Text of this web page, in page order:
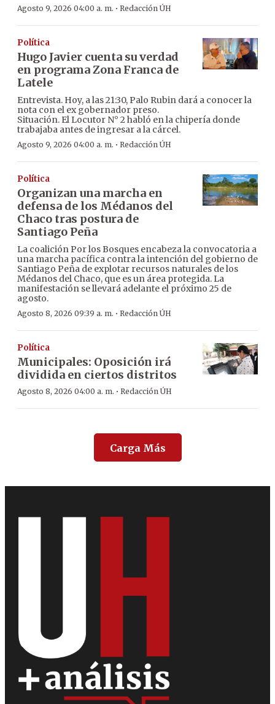
Agosto 9, 2026 04:00 a. m. · Redacción ÚH
Política
Hugo Javier cuenta su verdad
en programa Zona Franca de
Latele
Entrevista. Hoy, a las 21:30, Palo Rubin dará a conocer la
nota con el ex gobernador preso.
Situación. El Locutor N° 2 habló en la chipería donde
trabajaba antes de ingresar a la cárcel.
Agosto 9, 2026 04:00 a. m. · Redacción ÚH
Política
Organizan una marcha en
defensa de los Médanos del
Chaco tras postura de
Santiago Peña
La coalición Por los Bosques encabeza la convocatoria a
una marcha pacífica contra la intención del gobierno de
Santiago Peña de explotar recursos naturales de los
Médanos del Chaco, que es un área protegida. La
manifestación se llevará adelante el próximo 25 de
agosto.
Agosto 8, 2026 09:39 a. m. · Redacción ÚH
Política
Municipales: Oposición irá
dividida en ciertos distritos
Agosto 8, 2026 04:00 a. m. · Redacción ÚH
Carga Más